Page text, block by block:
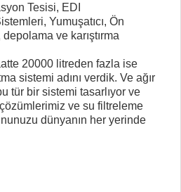
Tesisi, EDI
Yumuşatıcı, Ön
ve karıştırma
20000 litreden fazla ise
sistemi adını verdik. Ve ağır
tür bir sistemi tasarlıyor ve
ve su filtreleme
dünyanın her yerinde